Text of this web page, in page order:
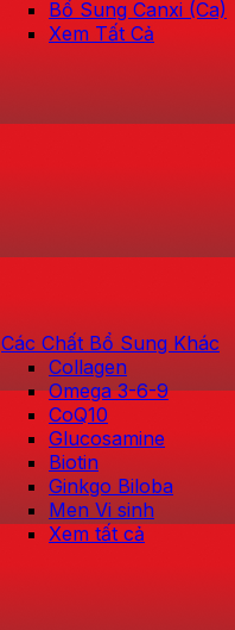
Bổ Sung Canxi (Ca)
Xem Tất Cả
Các Chất Bổ Sung Khác
Collagen
Omega 3-6-9
CoQ10
Glucosamine
Biotin
Ginkgo Biloba
Men Vi sinh
Xem tất cả